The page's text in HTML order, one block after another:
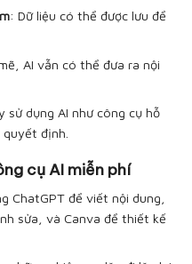
: Dữ liệu có thể được lưu để
AI vẫn có thể đưa ra nội
sử dụng AI như công cụ hỗ
định.
cụ AI miễn phí
ChatGPT để viết nội dung,
sửa, và Canva để thiết kế